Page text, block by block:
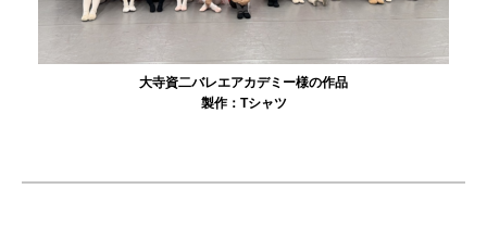
大寺資二バレエアカデミー様の作品
製作： Tシャツ